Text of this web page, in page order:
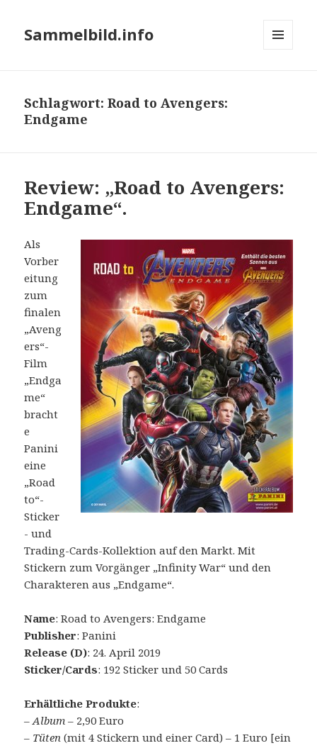
Sammelbild.info
Schlagwort:Road to Avengers:
Endgame
Review: „Road to Avengers:
Endgame“.
Als
Vorber
eitung
zum
finalen
„Aveng
ers“-
Film
„Endga
me“
bracht
e
Panini
eine
„Road
to“-
Sticker
- und
Trading-Cards-Kollektion auf den Markt. Mit
Stickern zum Vorgänger „Infinity War“ und den
Charakteren aus „Endgame“.
Name: Road to Avengers: Endgame
Publisher: Panini
Release (D): 24. April 2019
Sticker/Cards: 192 Sticker und 50 Cards
Erhältliche Produkte:
–Album – 2,90 Euro
– Tüten (mit 4 Stickern und einer Card) – 1 Euro [ein